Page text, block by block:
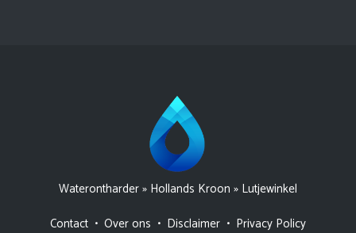
Waterontharder» Hollands Kroon » Lutjewinkel
Contact • Over ons • Disclaimer • Privacy Policy